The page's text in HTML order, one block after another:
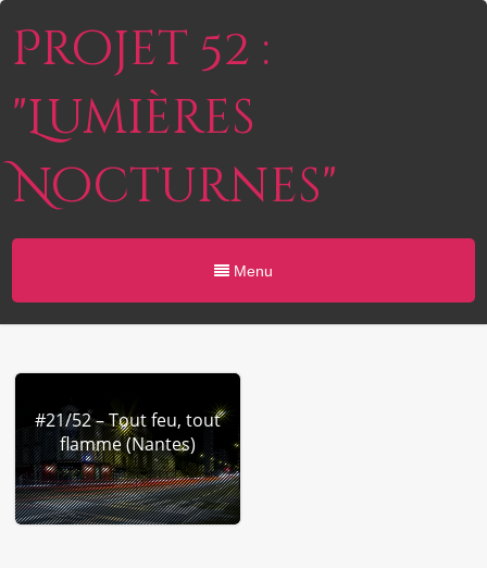
Projet 52 :
"Lumières
Nocturnes"
Menu
#21/52 – Tout feu, tout
flamme (Nantes)